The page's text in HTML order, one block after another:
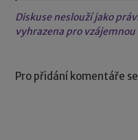
Diskuse neslouží jako
vyhrazena pro
Pro přidání komentáře se